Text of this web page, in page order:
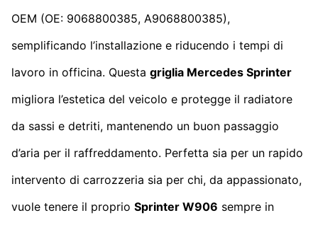
OEM (OE: 9068800385, A9068800385),
semplificando l’installazione e riducendo i tempi di
lavoro in officina. Questa griglia Mercedes Sprinter
migliora l’estetica del veicolo e protegge il radiatore
da sassi e detriti, mantenendo un buon passaggio
d’aria per il raffreddamento. Perfetta sia per un rapido
intervento di carrozzeria sia per chi, da appassionato,
vuole tenere il proprio Sprinter W906 sempre in